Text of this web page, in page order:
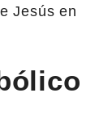
Jesús en